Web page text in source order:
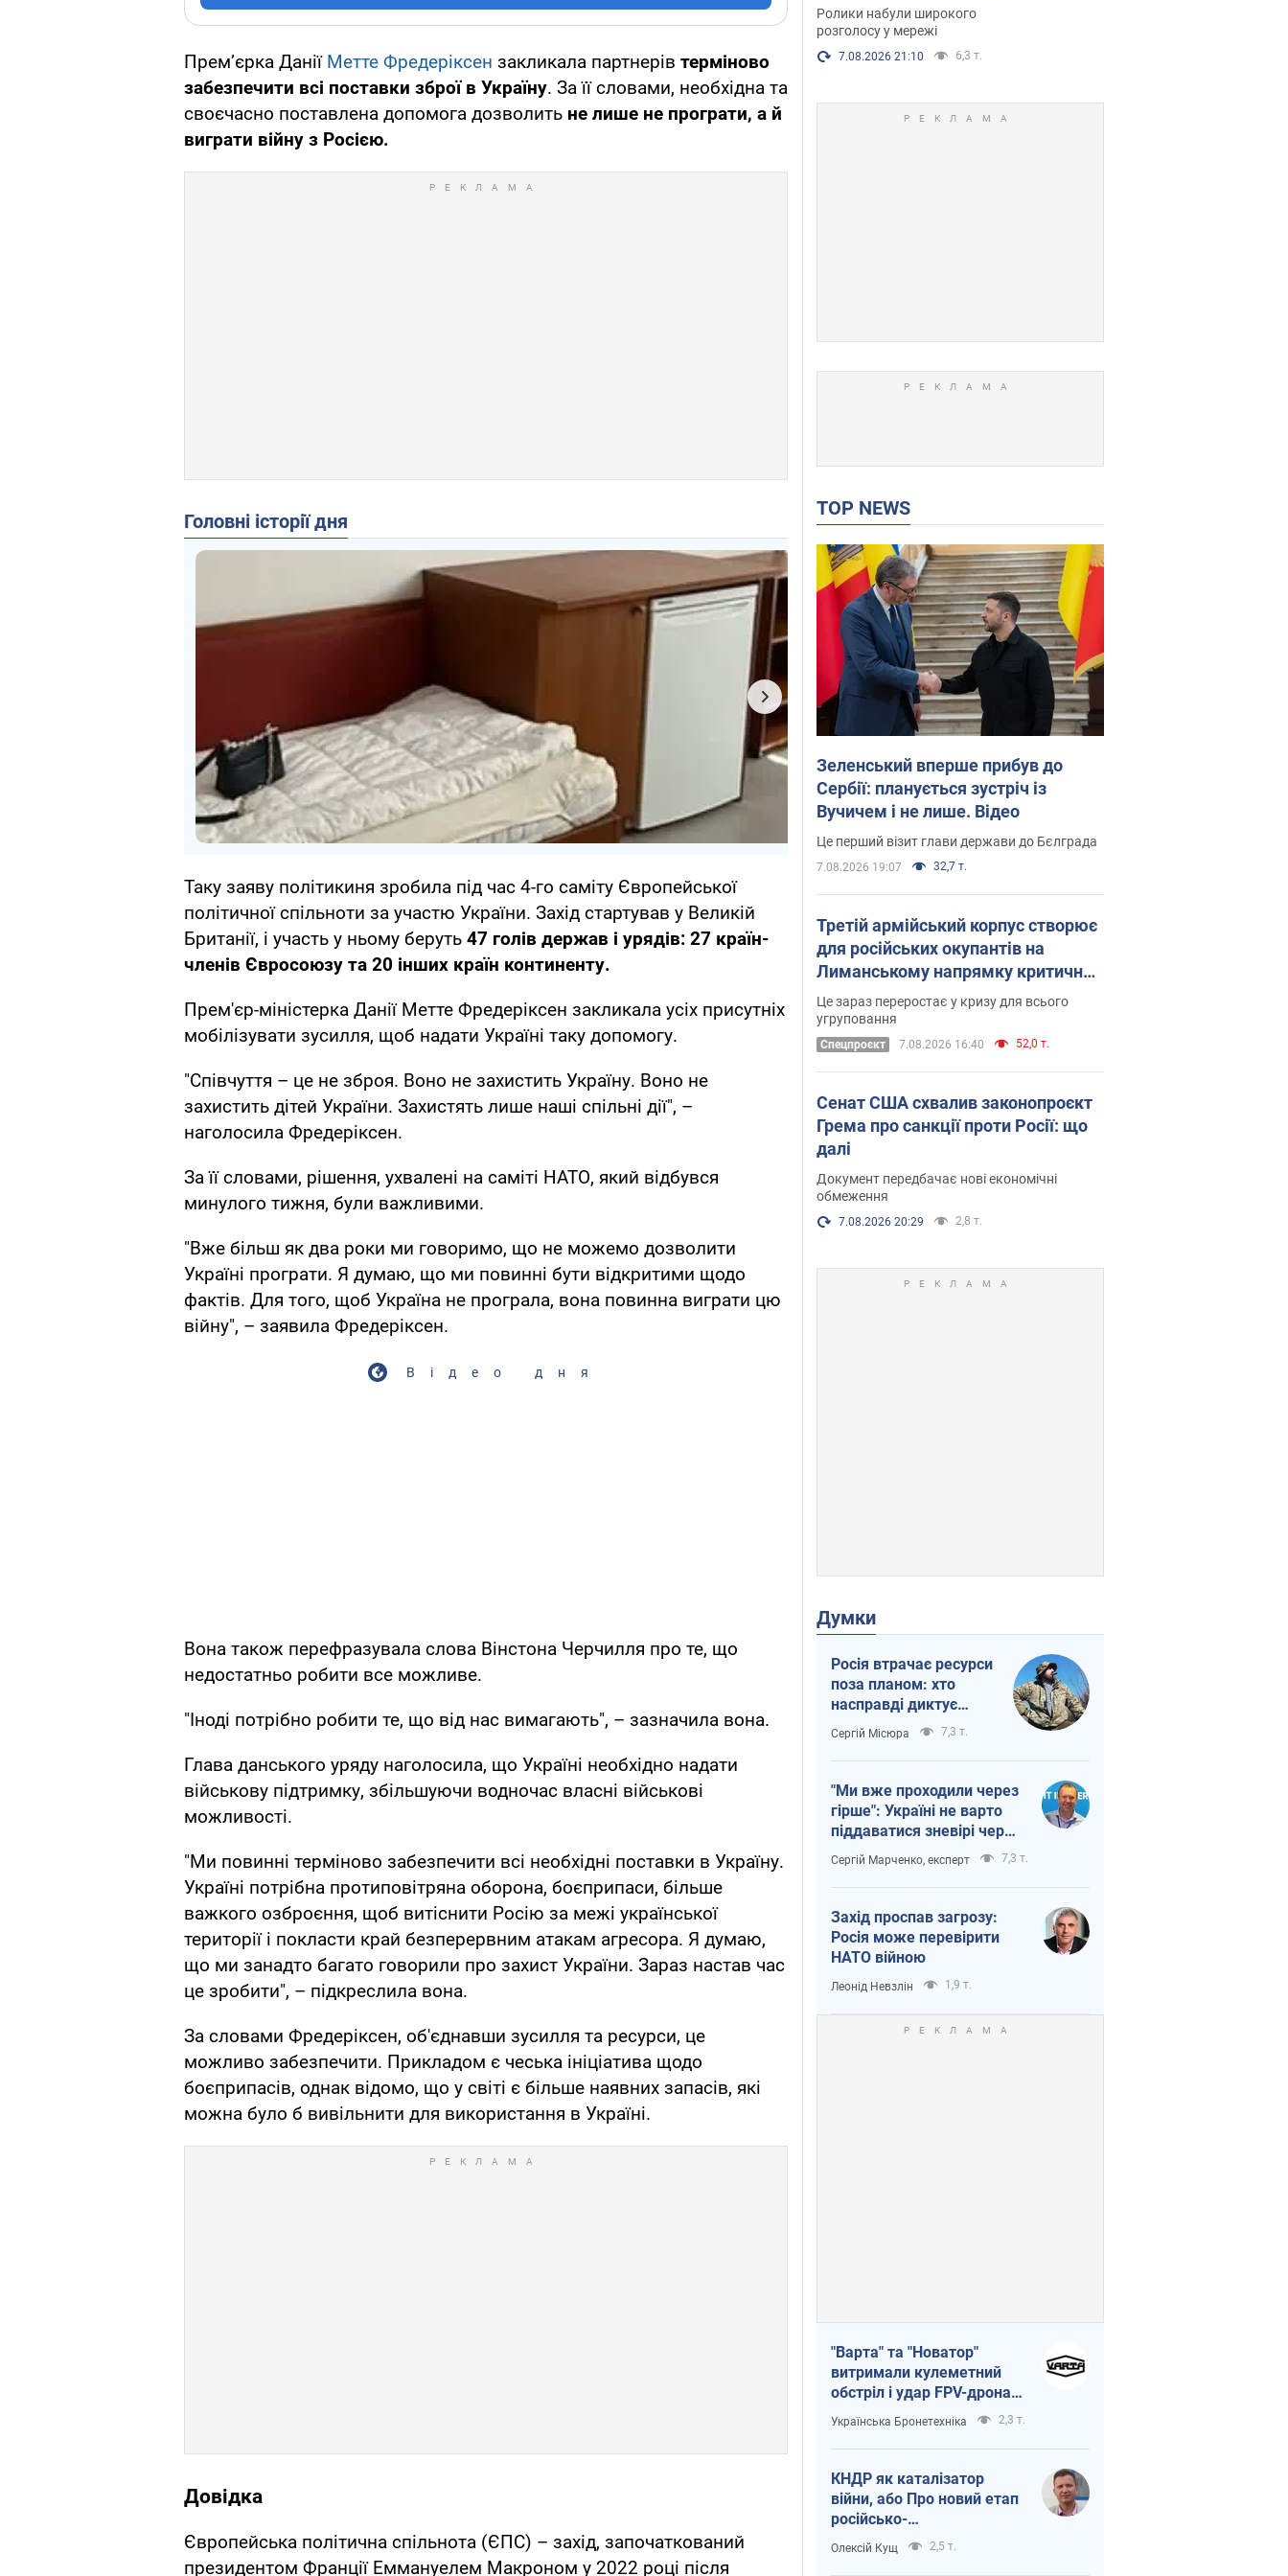
Прем’єрка Данії Метте Фредеріксен закликала партнерів терміново
забезпечити всі поставки зброї в Україну. За її словами, необхідна та
своєчасно поставлена допомога дозволить не лише не програти, а й
виграти війну з Росією.
Головні історії дня
Таку заяву політикиня зробила під час 4-го саміту Європейської
політичної спільноти за участю України. Захід стартував у Великій
Британії, і участь у ньому беруть 47 голів держав і урядів: 27 країн-
членів Євросоюзу та 20 інших країн континенту.
Прем'єр-міністерка Данії Метте Фредеріксен закликала усіх присутніх
мобілізувати зусилля, щоб надати Україні таку допомогу.
"Співчуття – це не зброя. Воно не захистить Україну. Воно не
захистить дітей України. Захистять лише наші спільні дії", –
наголосила Фредеріксен.
За її словами, рішення, ухвалені на саміті НАТО, який відбувся
минулого тижня, були важливими.
"Вже більш як два роки ми говоримо, що не можемо дозволити
Україні програти. Я думаю, що ми повинні бути відкритими щодо
фактів. Для того, щоб Україна не програла, вона повинна виграти цю
війну", – заявила Фредеріксен.
Відео дня
Вона також перефразувала слова Вінстона Черчилля про те, що
недостатньо робити все можливе.
"Іноді потрібно робити те, що від нас вимагають", – зазначила вона.
Глава данського уряду наголосила, що Україні необхідно надати
військову підтримку, збільшуючи водночас власні військові
можливості.
"Ми повинні терміново забезпечити всі необхідні поставки в Україну.
Україні потрібна протиповітряна оборона, боєприпаси, більше
важкого озброєння, щоб витіснити Росію за межі української
території і покласти край безперервним атакам агресора. Я думаю,
що ми занадто багато говорили про захист України. Зараз настав час
це зробити", – підкреслила вона.
За словами Фредеріксен, об'єднавши зусилля та ресурси, це
можливо забезпечити. Прикладом є чеська ініціатива щодо
боєприпасів, однак відомо, що у світі є більше наявних запасів, які
можна було б вивільнити для використання в Україні.
Довідка
Європейська політична спільнота (ЄПС) – захід, започаткований
президентом Франції Еммануелем Макроном у 2022 році після
покарали. Відео
Ролики набули широкого
розголосу у мережі
7.08.2026 21:10 6,3 т.
TOP NEWS
Зеленський вперше прибув до
Сербії: планується зустріч із
Вучичем і не лише. Відео
Це перший візит глави держави до Бєлграда
7.08.2026 19:07 32,7 т.
Третій армійський корпус створює
для російських окупантів на
Лиманському напрямку критичний
дискомфорт: як це вдалося
Це зараз переростає у кризу для всього
угруповання
Cпецпроєкт 7.08.2026 16:40 52,0 т.
Сенат США схвалив законопроєкт
Грема про санкції проти Росії: що
далі
Документ передбачає нові економічні
обмеження
7.08.2026 20:29 2,8 т.
Думки
Росія втрачає ресурси
поза планом: хто
насправді диктує
темп війни
Сергій Місюра 7,3 т.
"Ми вже проходили через
гірше": Україні не варто
піддаватися зневірі через
ракетний терор
Сергій Марченко, експерт 7,3 т.
Захід проспав загрозу:
Росія може перевірити
НАТО війною
Леонід Невзлін 1,9 т.
"Варта" та "Новатор"
витримали кулеметний
обстріл і удар FPV-дрона,
врятувавши життя
офіцеру ЗСУ
Українська Бронетехніка 2,3 т.
КНДР як каталізатор
війни, або Про новий етап
російсько-
північнокорейського
Олексій Кущ 2,5 т.